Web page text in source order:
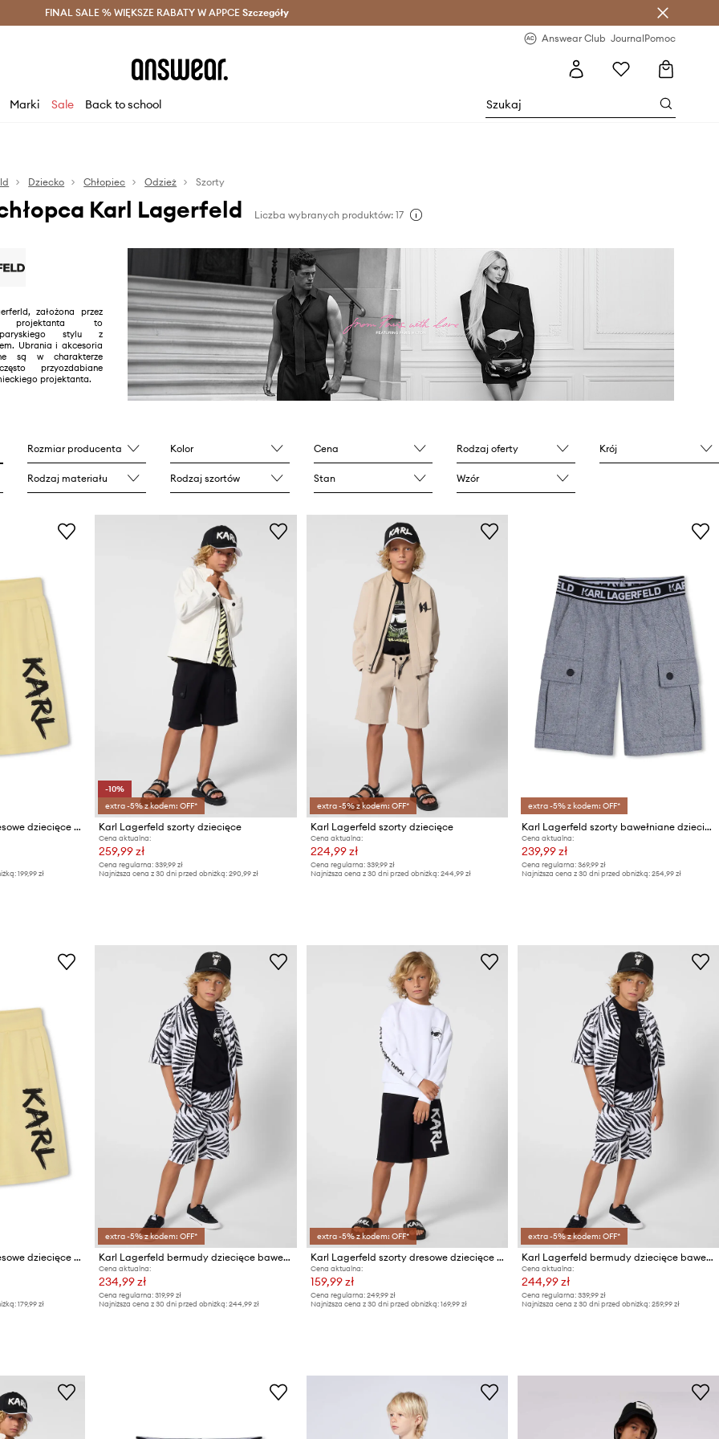
Oszczędzaj z Answear Club > Dostawa nawet w 24h >
FINAL SALE % WIĘKSZE RABATY W APPCE Szczegóły
Answear Club JournalPomoc
Marki Sale Back to school
Dziecko Chłopiec Odzież Szorty
Karl Lagerfeld Liczba wybranych produktów: 17
założona przez
projektanta to
paryskiego stylu z
Ubrania i akcesoria
są w charakterze
przyozdabiane
projektanta.
Rozmiar producenta Kolor Cena Rodzaj oferty Krój
Rodzaj materiału Rodzaj szortów Stan Wzór
Karl Lagerfeld szorty dresowe dziecięce z bawełną
199,99 zł
-10%
extra -5% z kodem: OFF*
Karl Lagerfeld szorty dziecięce
Cena aktualna:
259,99 zł
Cena regularna: 339,99 zł
Najniższa cena z 30 dni przed obniżką: 290,99 zł
extra -5% z kodem: OFF*
Karl Lagerfeld szorty dziecięce
Cena aktualna:
224,99 zł
Cena regularna: 339,99 zł
Najniższa cena z 30 dni przed obniżką: 244,99 zł
extra -5% z kodem: OFF*
Karl Lagerfeld szorty bawełniane dziecięce
Cena aktualna:
239,99 zł
Cena regularna: 369,99 zł
Najniższa cena z 30 dni przed obniżką: 254,99 zł
Karl Lagerfeld szorty dresowe dziecięce z bawełną
179,99 zł
extra -5% z kodem: OFF*
Karl Lagerfeld bermudy dziecięce bawełniane
Cena aktualna:
234,99 zł
Cena regularna: 319,99 zł
Najniższa cena z 30 dni przed obniżką: 244,99 zł
extra -5% z kodem: OFF*
Karl Lagerfeld szorty dresowe dziecięce z bawełną
Cena aktualna:
159,99 zł
Cena regularna: 249,99 zł
Najniższa cena z 30 dni przed obniżką: 169,99 zł
extra -5% z kodem: OFF*
Karl Lagerfeld bermudy dziecięce bawełniane
Cena aktualna:
244,99 zł
Cena regularna: 339,99 zł
Najniższa cena z 30 dni przed obniżką: 259,99 zł